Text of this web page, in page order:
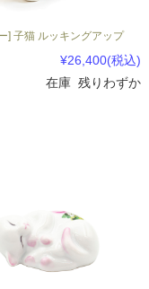
] 子猫 ルッキングアップ
¥26,400(税込)
在庫 残りわずか